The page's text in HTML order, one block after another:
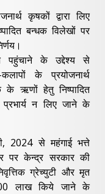
कृषकों द्वारा लिए
बन्धक विलेखों पर
पहुंचाने के उद्देश्य से
कलापों के प्रयोजनार्थ
ऋणों हेतु निष्पादित
न लिए जाने के
2024 से महंगाई भत्ते
पर केन्द्र सरकार की
ग्रेच्युटी और मृत
लाख किये जाने के